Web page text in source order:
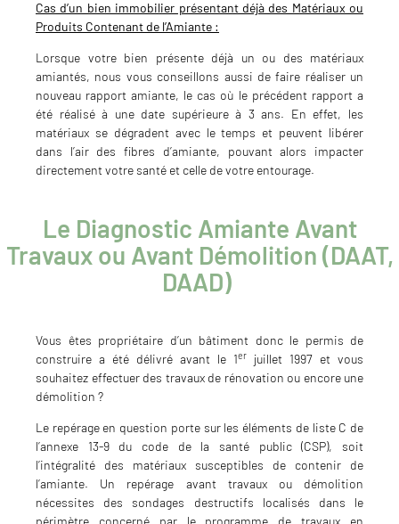
Cas d’un bien immobilier présentant déjà des Matériaux ou
Produits Contenant de l’Amiante :
Lorsque votre bien présente déjà un ou des matériaux
amiantés, nous vous conseillons aussi de faire réaliser un
nouveau rapport amiante, le cas où le précédent rapport a
été réalisé à une date supérieure à 3 ans. En effet, les
matériaux se dégradent avec le temps et peuvent libérer
dans l’air des fibres d’amiante, pouvant alors impacter
directement votre santé et celle de votre entourage.
Le Diagnostic Amiante Avant
Travaux ou Avant Démolition (DAAT,
DAAD)
Vous êtes propriétaire d’un bâtiment donc le permis de
construire a été délivré avant le 1er
juillet 1997 et vous
souhaitez effectuer des travaux de rénovation ou encore une
démolition ?
Le repérage en question porte sur les éléments de liste C de
l’annexe 13-9 du code de la santé public (CSP), soit
l’intégralité des matériaux susceptibles de contenir de
l’amiante. Un repérage avant travaux ou démolition
nécessites des sondages destructifs localisés dans le